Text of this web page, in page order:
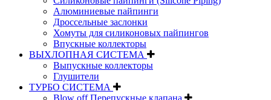
Алюминиевые пайпинги
Дроссельные заслонки
Хомуты для силиконовых пайпингов
Впускные коллекторы
ВЫХЛОПНАЯ СИСТЕМА
Выпускные коллекторы
Глушители
ТУРБО СИСТЕМА
Blow off Перепускные клапана